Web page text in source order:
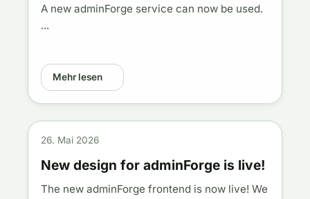
A new adminForge service can now be used.
...
Mehr lesen
26. Mai 2026
New design for adminForge is live!
The new adminForge frontend is now live! We